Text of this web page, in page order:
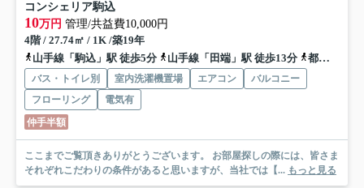
コンシェリア駒込
10万円 管理/共益費10,000円
4階 / 27.74㎡ / 1K /築19年
山手線「駒込」駅 徒歩5分
山手線「田端」駅 徒歩13分 都営三田線「千石」駅 徒歩17分
バス・トイレ別 室内洗濯機置場 エアコン
バルコニー
フローリング
電気有
仲手半額
ここまでご覧頂きありがとうございます。 お部屋探しの際には、皆さま
それぞれこだわりの条件があると思いますが、当社では【... もっと見る